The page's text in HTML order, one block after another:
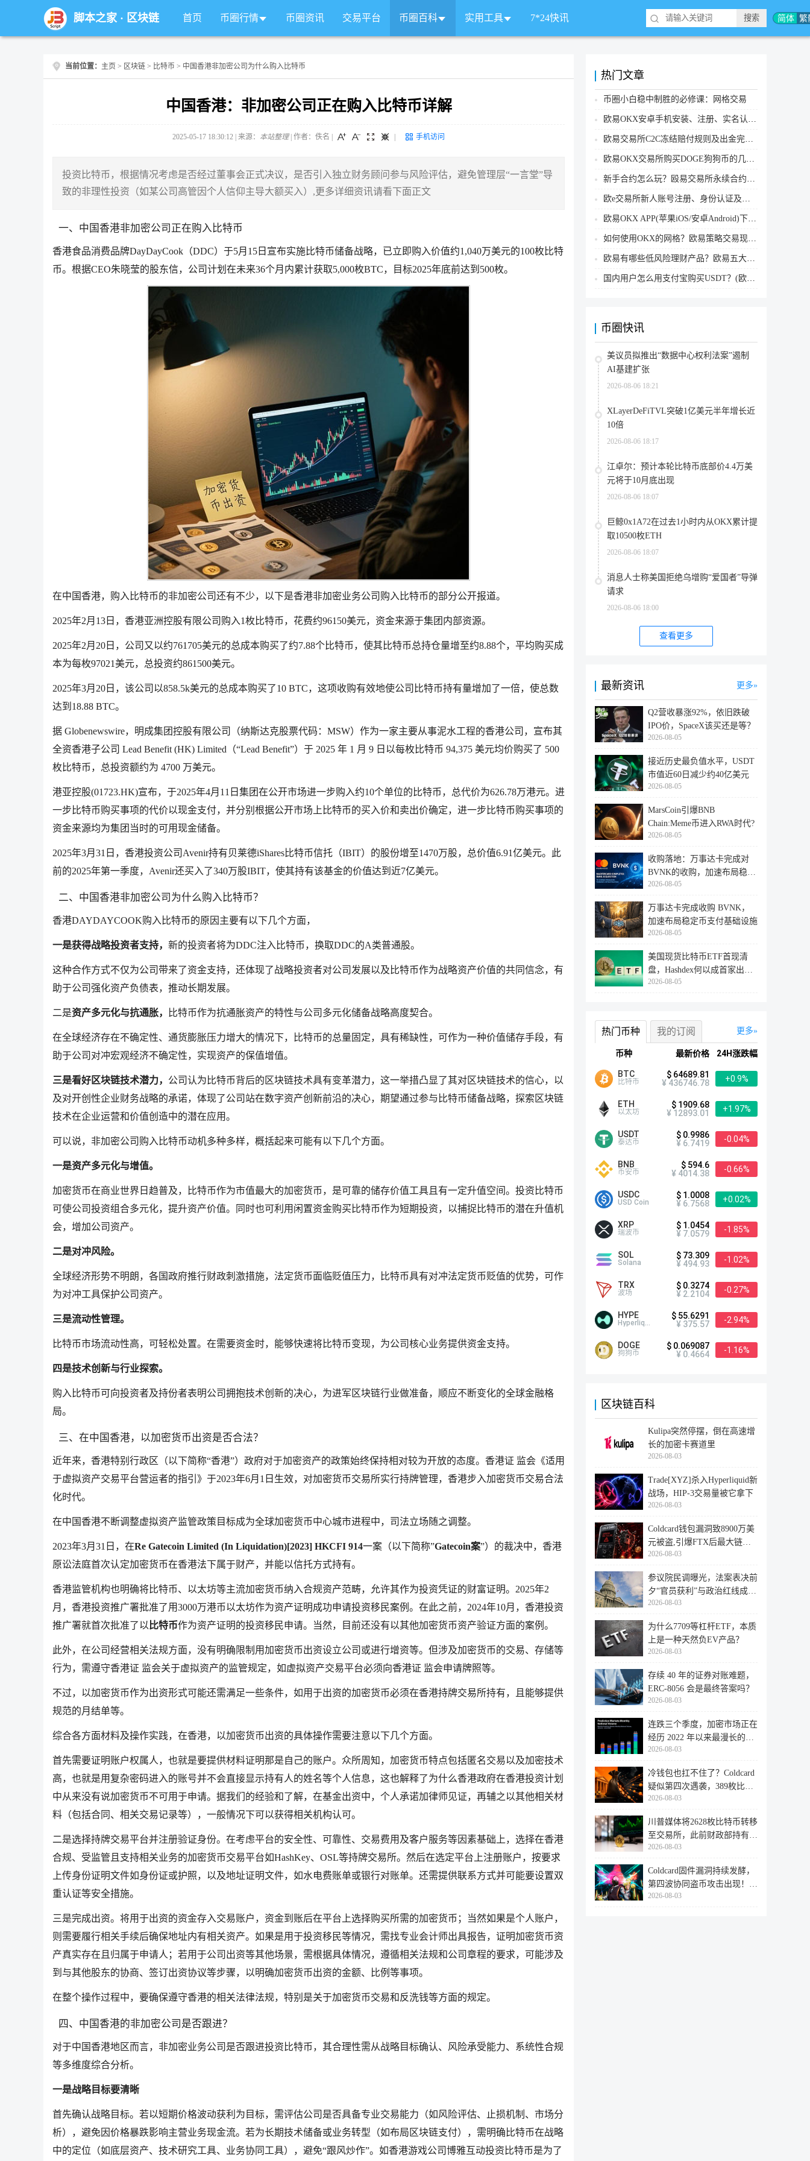
简体 繁
脚本之家· 区块链 首页 币圈行情 币圈资讯 交易平台 币圈百科 实用工具 7*24快讯
当前位置： 主页 > 区块链 > 比特币 > 中国香港非加密公司为什么购入比特币
中国香港：非加密公司正在购入比特币详解
2025-05-17 18:30:12 | 来源： 本站整理| 作者：佚名 手机访问
投资比特币，根据情况考虑是否经过董事会正式决议，是否引入独立财务顾问参与风险评估，避免管理层“一言堂”导
致的非理性投资（如某公司高管因个人信仰主导大额买入）,更多详细资讯请看下面正文
一、中国香港非加密公司正在购入比特币
香港食品消费品牌DayDayCook（DDC）于5月15日宣布实施比特币储备战略，已立即购入价值约1,040万美元的100枚比特
币。根据CEO朱晓莹的股东信，公司计划在未来36个月内累计获取5,000枚BTC，目标2025年底前达到500枚。
在中国香港，购入比特币的非加密公司还有不少，以下是香港非加密业务公司购入比特币的部分公开报道。
2025年2月13日，香港亚洲控股有限公司购入1枚比特币，花费约96150美元，资金来源于集团内部资源。
2025年2月20日，公司又以约761705美元的总成本购买了约7.88个比特币，使其比特币总持仓量增至约8.88个，平均购买成
本为每枚97021美元，总投资约861500美元。
2025年3月20日，该公司以858.5k美元的总成本购买了10 BTC，这项收购有效地使公司比特币持有量增加了一倍，使总数
达到18.88 BTC。
据 Globenewswire，明成集团控股有限公司（纳斯达克股票代码：MSW）作为一家主要从事泥水工程的香港公司，宣布其
全资香港子公司 Lead Benefit (HK) Limited（“Lead Benefit”）于 2025 年 1 月 9 日以每枚比特币 94,375 美元均价购买了 500
枚比特币，总投资额约为 4700 万美元。
港亚控股(01723.HK)宣布，于2025年4月11日集团在公开市场进一步购入约10个单位的比特币，总代价为626.78万港元。进
一步比特币购买事项的代价以现金支付，并分别根据公开市场上比特币的买入价和卖出价确定，进一步比特币购买事项的
资金来源均为集团当时的可用现金储备。
2025年3月31日，香港投资公司Avenir持有贝莱德iShares比特币信托（IBIT）的股份增至1470万股，总价值6.91亿美元。此
前的2025年第一季度，Avenir还买入了340万股IBIT，使其持有该基金的价值达到近7亿美元。
二、中国香港非加密公司为什么购入比特币？
香港DAYDAYCOOK购入比特币的原因主要有以下几个方面，
一是获得战略投资者支持， 新的投资者将为DDC注入比特币，换取DDC的A类普通股。
这种合作方式不仅为公司带来了资金支持，还体现了战略投资者对公司发展以及比特币作为战略资产价值的共同信念，有
助于公司强化资产负债表，推动长期发展。
二是资产多元化与抗通胀， 比特币作为抗通胀资产的特性与公司多元化储备战略高度契合。
在全球经济存在不确定性、通货膨胀压力增大的情况下，比特币的总量固定，具有稀缺性，可作为一种价值储存手段，有
助于公司对冲宏观经济不确定性，实现资产的保值增值。
三是看好区块链技术潜力， 公司认为比特币背后的区块链技术具有变革潜力，这一举措凸显了其对区块链技术的信心，以
及对开创性企业财务战略的承诺，体现了公司站在数字资产创新前沿的决心，期望通过参与比特币储备战略，探索区块链
技术在企业运营和价值创造中的潜在应用。
可以说，非加密公司购入比特币动机多种多样，概括起来可能有以下几个方面。
一是资产多元化与增值。
加密货币在商业世界日趋普及，比特币作为市值最大的加密货币，是可靠的储存价值工具且有一定升值空间。投资比特币
可使公司投资组合多元化，提升资产价值。同时也可利用闲置资金购买比特币作为短期投资，以捕捉比特币的潜在升值机
会，增加公司资产。
二是对冲风险。
全球经济形势不明朗，各国政府推行财政刺激措施，法定货币面临贬值压力，比特币具有对冲法定货币贬值的优势，可作
为对冲工具保护公司资产。
三是流动性管理。
比特币市场流动性高，可轻松处置。在需要资金时，能够快速将比特币变现，为公司核心业务提供资金支持。
四是技术创新与行业探索。
购入比特币可向投资者及持份者表明公司拥抱技术创新的决心，为进军区块链行业做准备，顺应不断变化的全球金融格
局。
三、在中国香港，以加密货币出资是否合法？
近年来，香港特别行政区（以下简称“香港”）政府对于加密资产的政策始终保持相对较为开放的态度。香港证 监会《适用
于虚拟资产交易平台营运者的指引》于2023年6月1日生效，对加密货币交易所实行持牌管理，香港步入加密货币交易合法
化时代。
在中国香港不断调整虚拟资产监管政策目标成为全球加密货币中心城市进程中，司法立场随之调整。
2023年3月31日，在Re Gatecoin Limited (In Liquidation)[2023] HKCFI 914一案（以下简称”Gatecoin案”）的裁决中，香港
原讼法庭首次认定加密货币在香港法下属于财产，并能以信托方式持有。
香港监管机构也明确将比特币、以太坊等主流加密货币纳入合规资产范畴，允许其作为投资凭证的财富证明。2025年2
月，香港投资推广署批准了用3000万港币以太坊作为资产证明成功申请投资移民案例。在此之前，2024年10月，香港投资
推广署就首次批准了以 比特币作为资产证明的投资移民申请。当然，目前还没有以其他加密货币资产验证方面的案例。
此外，在公司经营相关法规方面，没有明确限制用加密货币出资设立公司或进行增资等。但涉及加密货币的交易、存储等
行为，需遵守香港证 监会关于虚拟资产的监管规定，如虚拟资产交易平台必须向香港证 监会申请牌照等。
不过，以加密货币作为出资形式可能还需满足一些条件，如用于出资的加密货币必须在香港持牌交易所持有，且能够提供
规范的月结单等。
综合各方面材料及操作实践，在香港，以加密货币出资的具体操作需要注意以下几个方面。
首先需要证明账户权属人，也就是要提供材料证明那是自己的账户。众所周知，加密货币特点包括匿名交易以及加密技术
高，也就是用复杂密码进入的账号并不会直接显示持有人的姓名等个人信息，这也解释了为什么香港政府在香港投资计划
中从来没有说加密货币不可用于申请。据我们的经验和了解，在基金出资中，个人承诺加律师见证，再辅之以其他相关材
料（包括合同、相关交易记录等），一般情况下可以获得相关机构认可。
二是选择持牌交易平台并注册验证身份。在考虑平台的安全性、可靠性、交易费用及客户服务等因素基础上，选择在香港
合规、受监管且支持相关业务的加密货币交易平台如HashKey、OSL等持牌交易所。然后在选定平台上注册账户，按要求
上传身份证明文件如身份证或护照，以及地址证明文件，如水电费账单或银行对账单。还需提供联系方式并可能要设置双
重认证等安全措施。
三是完成出资。将用于出资的资金存入交易账户，资金到账后在平台上选择购买所需的加密货币；当然如果是个人账户，
则需要履行相关手续后确保地址内有相关资产。如果是用于投资移民等情况，需找专业会计师出具报告，证明加密货币资
产真实存在且归属于申请人；若用于公司出资等其他场景，需根据具体情况，遵循相关法规和公司章程的要求，可能涉及
到与其他股东的协商、签订出资协议等步骤，以明确加密货币出资的金额、比例等事项。
在整个操作过程中，要确保遵守香港的相关法律法规，特别是关于加密货币交易和反洗钱等方面的规定。
四、中国香港的非加密公司是否跟进？
对于中国香港地区而言，非加密业务公司是否跟进投资比特币，其合理性需从战略目标确认、风险承受能力、系统性合规
等多维度综合分析。
一是战略目标要清晰
首先确认战略目标。若以短期价格波动获利为目标，需评估公司是否具备专业交易能力（如风险评估、止损机制、市场分
析），避免因价格暴跌影响主营业务现金流。若为长期技术储备或业务转型（如布局区块链支付），需明确比特币在战略
中的定位（如底层资产、技术研究工具、业务协同工具），避免“跟风炒作”。如香港游戏公司博雅互动投资比特币是为了
热门文章
币圈小白稳中制胜的必修课：网格交易
欧易OKX安卓手机安装、注册、实名认证、买币转账新手实操教程
欧易交易所C2C冻结赔付规则及出金完整流程
欧易OKX交易所购买DOGE狗狗币的几个方式汇总
新手合约怎么玩？殴易交易所永续合约操作步骤教程(APP/Web端)
欧e交易所新人账号注册、身份认证及安全设置教程
欧易OKX APP(苹果iOS/安卓Android)下载图文教程
如何使用OKX的网格？欧易策略交易现货网格新手操作流程
欧易有哪些低风险理财产品？欧易五大低风险理财产品详细介绍
国内用户怎么用支付宝购买USDT？(欧易交易所为例)
币圈快讯
美议员拟推出“数据中心权利法案”遏制
AI基建扩张
2026-08-06 18:21
XLayerDeFiTVL突破1亿美元半年增长近
10倍
2026-08-06 18:17
江卓尔：预计本轮比特币底部价4.4万美
元将于10月底出现
2026-08-06 18:07
巨鲸0x1A72在过去1小时内从OKX累计提
取10500枚ETH
2026-08-06 18:07
消息人士称美国拒绝乌增购“爱国者”导弹
请求
2026-08-06 18:00
查看更多
最新资讯 更多
Q2营收暴涨92%，依旧跌破
IPO价，SpaceX该买还是等？
2026-08-05
接近历史最负值水平，USDT
市值近60日减少约40亿美元
2026-08-05
MarsCoin引爆BNB
Chain:Meme币进入RWA时代?
2026-08-05
收购落地：万事达卡完成对
BVNK的收购，加速布局稳定
币支付赛
2026-08-05
万事达卡完成收购 BVNK，
加速布局稳定币支付基础设施
2026-08-05
美国现货比特币ETF首现清
盘，Hashdex何以成首家出局
者？
2026-08-05
更多
热门币种 我的订阅
币种 最新价格 24H涨跌幅
BTC
比特币
$ 64689.81
¥ 436746.78
+0.9%
ETH
以太坊
$ 1909.68
¥ 12893.01
+1.97%
USDT
泰达币
$ 0.9986
¥ 6.7419
-0.04%
BNB
币安币
$ 594.6
¥ 4014.38
-0.66%
USDC
USD Coin
$ 1.0008
¥ 6.7568
+0.02%
XRP
瑞波币
$ 1.0454
¥ 7.0579
-1.85%
SOL
Solana
$ 73.309
¥ 494.93
-1.02%
TRX
波场
$ 0.3274
¥ 2.2104
-0.27%
HYPE
Hyperliquid
$ 55.6291
¥ 375.57
-2.94%
DOGE
狗狗币
$ 0.069087
¥ 0.4664
-1.16%
区块链百科
Kulipa突然停摆，倒在高速增
长的加密卡赛道里
2026-08-03
Trade[XYZ]杀入Hyperliquid新
战场，HIP-3交易量被它拿下
2026-08-03
Coldcard钱包漏洞致8900万美
元被盗,引爆FTX后最大链上
迁移潮
2026-08-03
参议院民调曝光，法案表决前
夕“官员获利”与政治红线成最
大
2026-08-03
为什么7709等杠杆ETF，本质
上是一种天然负EV产品？
2026-08-03
存续 40 年的证券对账难题，
ERC-8056 会是最终答案吗？
2026-08-03
连跌三个季度，加密市场正在
经历 2022 年以来最漫长的退
潮
2026-08-03
冷钱包也扛不住了？Coldcard
疑似第四次遇袭，389枚比特
币失
2026-08-03
川普媒体将2628枚比特币转移
至交易所，此前财政部持有的
比特
2026-08-03
Coldcard固件漏洞持续发酵，
第四波协同盗币攻击出现！
462个
2026-08-03